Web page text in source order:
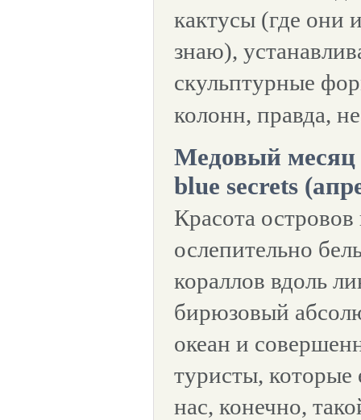
кактусы (где они
знаю),
скульптурные
колонн, правда,
Медовый месяц
blue secrets
Красота островов
ослепительно
кораллов вдоль
бирюзовый
океан и
туристы, которые
нас, конечно,